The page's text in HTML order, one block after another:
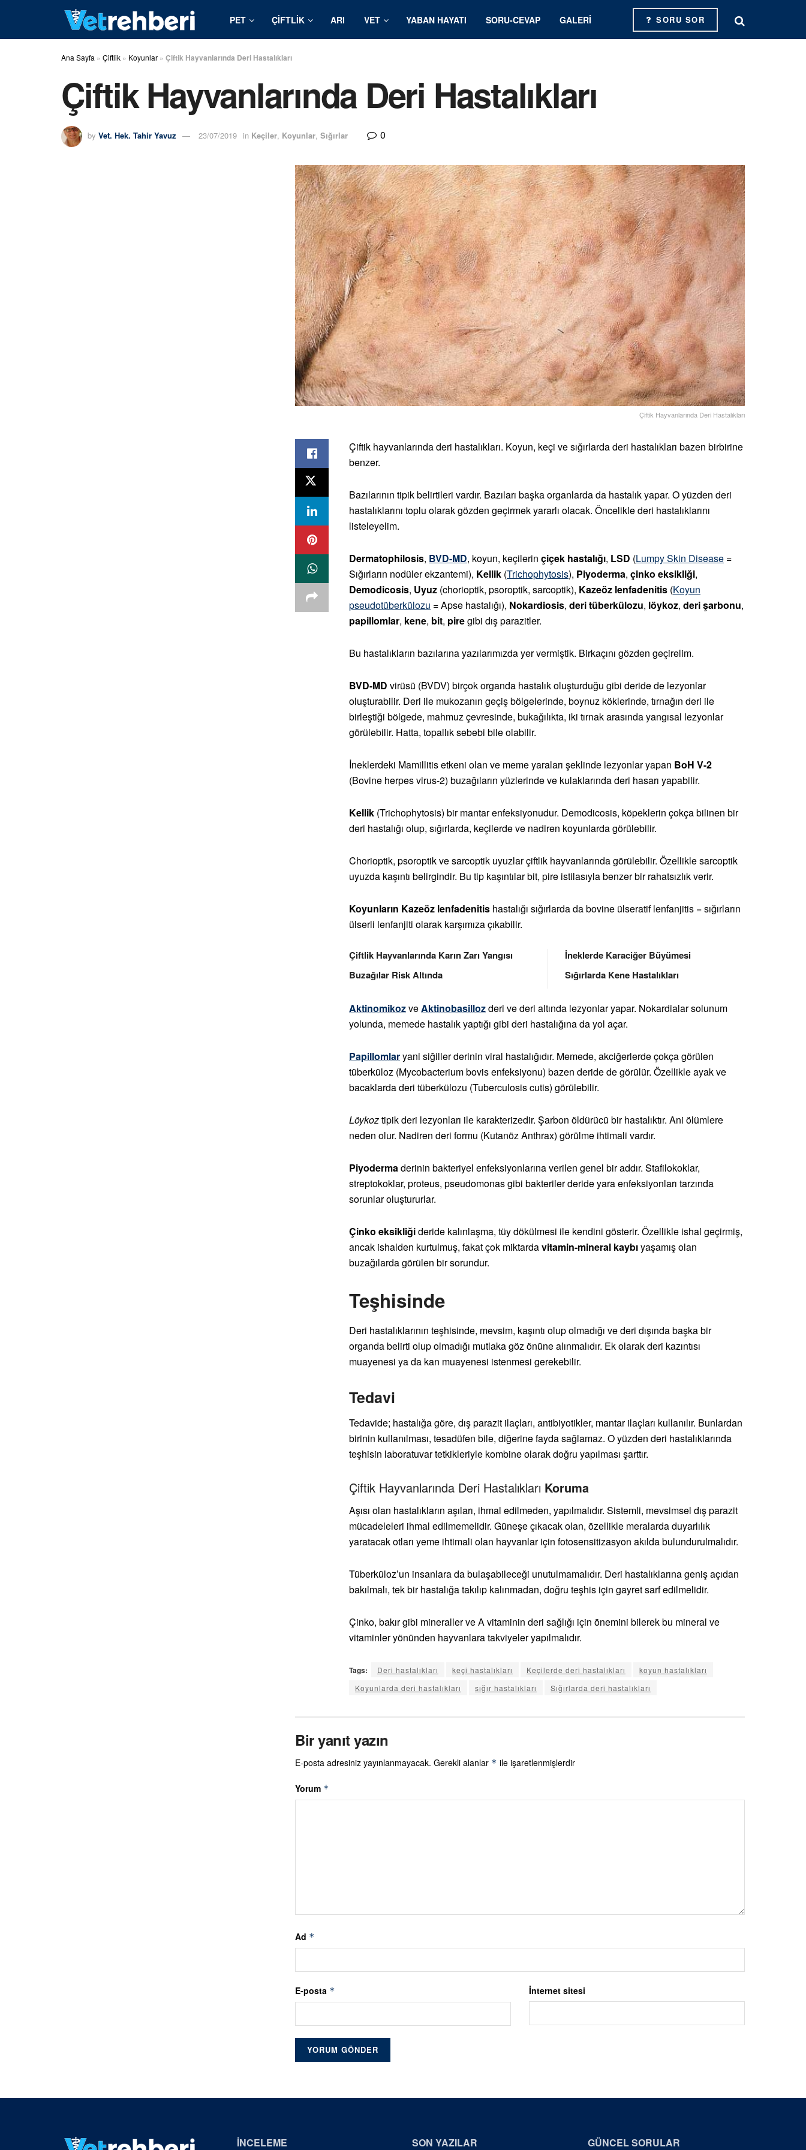
PET ÇIFTLIK ARI VET YABAN HAYATI SORU-CEVAP GALERI SORU SOR
Ana Sayfa » Çiftlik » Koyunlar » Çiftik Hayvanlarında Deri Hastalıkları
Çiftik Hayvanlarında Deri Hastalıkları
by Vet. Hek. Tahir Yavuz 23/07/2019 in Keçiler, Koyunlar, Sığırlar 0
Çiftik Hayvanlarında Deri Hastalıkları
Çiftik hayvanlarında deri hastalıkları. Koyun, keçi ve sığırlarda deri hastalıkları bazen birbirine
benzer.
Bazılarının tipik belirtileri vardır. Bazıları başka organlarda da hastalık yapar. O yüzden deri
hastalıklarını toplu olarak gözden geçirmek yararlı olacak. Öncelikle deri hastalıklarını
listeleyelim.
Dermatophilosis, BVD-MD, koyun, keçilerin çiçek hastalığı, LSD (Lumpy Skin Disease =
Sığırların nodüler ekzantemi), Kellik (Trichophytosis), Piyoderma, çinko eksikliği,
Demodicosis, Uyuz (chorioptik, psoroptik, sarcoptik), Kazeöz lenfadenitis (Koyun
pseudotüberkülozu = Apse hastalığı), Nokardiosis, deri tüberkülozu, löykoz, deri şarbonu,
papillomlar, kene, bit, piregibi dış parazitler.
Bu hastalıkların bazılarına yazılarımızda yer vermiştik. Birkaçını gözden geçirelim.
BVD-MD virüsü (BVDV) birçok organda hastalık oluşturduğu gibi deride de lezyonlar
oluşturabilir. Deri ile mukozanın geçiş bölgelerinde, boynuz köklerinde, tırnağın deri ile
birleştiği bölgede, mahmuz çevresinde, bukağılıkta, iki tırnak arasında yangısal lezyonlar
görülebilir. Hatta, topallık sebebi bile olabilir.
İneklerdeki Mamillitis etkeni olan ve meme yaraları şeklinde lezyonlar yapan BoH V-2
(Bovine herpes virus-2) buzağıların yüzlerinde ve kulaklarında deri hasarı yapabilir.
Kellik (Trichophytosis) bir mantar enfeksiyonudur. Demodicosis, köpeklerin çokça bilinen bir
deri hastalığı olup, sığırlarda, keçilerde ve nadiren koyunlarda görülebilir.
Chorioptik, psoroptik ve sarcoptik uyuzlar çiftlik hayvanlarında görülebilir. Özellikle sarcoptik
uyuzda kaşıntı belirgindir. Bu tip kaşıntılar bit, pire istilasıyla benzer bir rahatsızlık verir.
Koyunların Kazeöz lenfadenitis hastalığı sığırlarda da bovine ülseratif lenfanjitis = sığırların
ülserli lenfanjiti olarak karşımıza çıkabilir.
Çiftlik Hayvanlarında Karın Zarı Yangısı
Buzağılar Risk Altında
İneklerde Karaciğer Büyümesi
Sığırlarda Kene Hastalıkları
AktinomikozveAktinobasillozderi ve deri altında lezyonlar yapar. Nokardialar solunum
yolunda, memede hastalık yaptığı gibi deri hastalığına da yol açar.
Papillomlaryani siğiller derinin viral hastalığıdır. Memede, akciğerlerde çokça görülen
tüberküloz (Mycobacterium bovis enfeksiyonu) bazen deride de görülür. Özellikle ayak ve
bacaklarda deri tüberkülozu (Tuberculosis cutis) görülebilir.
Löykoztipik deri lezyonları ile karakterizedir. Şarbon öldürücü bir hastalıktır. Ani ölümlere
neden olur. Nadiren deri formu (Kutanöz Anthrax) görülme ihtimali vardır.
Piyodermaderinin bakteriyel enfeksiyonlarına verilen genel bir addır. Stafilokoklar,
streptokoklar, proteus, pseudomonas gibi bakteriler deride yara enfeksiyonları tarzında
sorunlar oluştururlar.
Çinko eksikliğideride kalınlaşma, tüy dökülmesi ile kendini gösterir. Özellikle ishal geçirmiş,
ancak ishalden kurtulmuş, fakat çok miktardavitamin-mineral kaybıyaşamış olan
buzağılarda görülen bir sorundur.
Teşhisinde
Deri hastalıklarının teşhisinde, mevsim, kaşıntı olup olmadığı ve deri dışında başka bir
organda belirti olup olmadığı mutlaka göz önüne alınmalıdır. Ek olarak deri kazıntısı
muayenesi ya da kan muayenesi istenmesi gerekebilir.
Tedavi
Tedavide; hastalığa göre, dış parazit ilaçları, antibiyotikler, mantar ilaçları kullanılır. Bunlardan
birinin kullanılması, tesadüfen bile, diğerine fayda sağlamaz. O yüzden deri hastalıklarında
teşhisin laboratuvar tetkikleriyle kombine olarak doğru yapılması şarttır.
Çiftik Hayvanlarında Deri Hastalıkları Koruma
Aşısı olan hastalıkların aşıları, ihmal edilmeden, yapılmalıdır. Sistemli, mevsimsel dış parazit
mücadeleleri ihmal edilmemelidir. Güneşe çıkacak olan, özellikle meralarda duyarlılık
yaratacak otları yeme ihtimali olan hayvanlar için fotosensitizasyon akılda bulundurulmalıdır.
Tüberküloz’un insanlara da bulaşabileceği unutulmamalıdır. Deri hastalıklarına geniş açıdan
bakılmalı, tek bir hastalığa takılıp kalınmadan, doğru teşhis için gayret sarf edilmelidir.
Çinko, bakır gibi mineraller ve A vitaminin deri sağlığı için önemini bilerek bu mineral ve
vitaminler yönünden hayvanlara takviyeler yapılmalıdır.
Tags: Deri hastalıkları keçi hastalıkları Keçilerde deri hastalıkları
koyun hastalıkları
Koyunlarda deri hastalıkları
sığır hastalıkları Sığırlarda deri hastalıkları
Bir yanıt yazın
E-posta adresiniz yayınlanmayacak. Gerekli alanlar * ile işaretlenmişlerdir
Yorum *
Ad *
E-posta * İnternet sitesi
İNCELEME SON YAZILAR GÜNCEL SORULAR